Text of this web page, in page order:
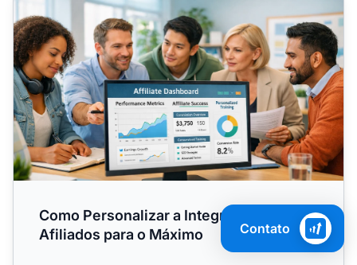
Como Personalizar a Integração de
Afiliados para o Máximo
Contato